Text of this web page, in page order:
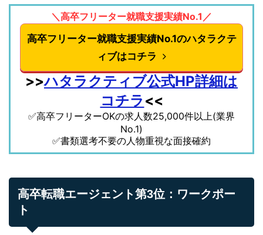
＼高卒フリーター就職支援実績No.1／
高卒フリーター就職支援実績No.1のハタラクテ
ィブはコチラ
>>ハタラクティブ公式HP詳細は
コチラ <<
✅高卒フリーターOKの求人数25,000件以上(業界
No.1)
✅書類選考不要の人物重視な面接確約
高卒転職エージェント第3位：ワークポー
ト